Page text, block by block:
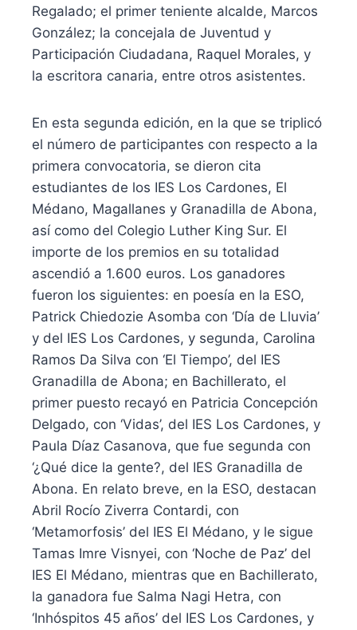
Regalado; el primer teniente alcalde, Marcos
González; la concejala de Juventud y
Participación Ciudadana, Raquel Morales, y
la escritora canaria, entre otros asistentes.
En esta segunda edición, en la que se triplicó
el número de participantes con respecto a la
primera convocatoria, se dieron cita
estudiantes de los IES Los Cardones, El
Médano, Magallanes y Granadilla de Abona,
así como del Colegio Luther King Sur. El
importe de los premios en su totalidad
ascendió a 1.600 euros. Los ganadores
fueron los siguientes: en poesía en la ESO,
Patrick Chiedozie Asomba con ‘Día de Lluvia’
y del IES Los Cardones, y segunda, Carolina
Ramos Da Silva con ‘El Tiempo’, del IES
Granadilla de Abona; en Bachillerato, el
primer puesto recayó en Patricia Concepción
Delgado, con ‘Vidas’, del IES Los Cardones, y
Paula Díaz Casanova, que fue segunda con
‘¿Qué dice la gente?, del IES Granadilla de
Abona. En relato breve, en la ESO, destacan
Abril Rocío Ziverra Contardi, con
‘Metamorfosis’ del IES El Médano, y le sigue
Tamas Imre Visnyei, con ‘Noche de Paz’ del
IES El Médano, mientras que en Bachillerato,
la ganadora fue Salma Nagi Hetra, con
‘Inhóspitos 45 años’ del IES Los Cardones, y